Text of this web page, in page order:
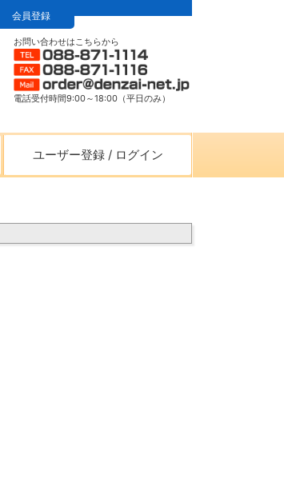
会員登録
お問い合わせはこちらから
電話受付時間9:00～18:00（平日のみ）
ユーザー登録 / ログイン